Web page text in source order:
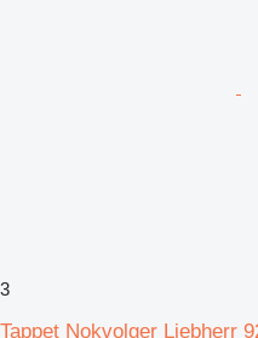
3
Tappet Nokvolger Liebherr